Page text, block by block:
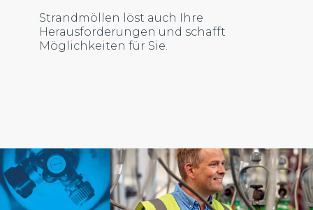
Strandmöllen löst auch Ihre
Herausforderungen und schafft
Möglichkeiten für Sie.